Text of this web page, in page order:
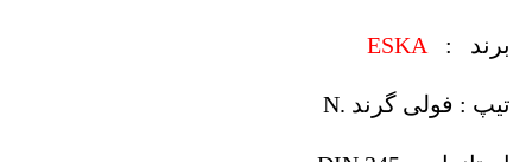
برند :
تیپ : فولی گرند .N